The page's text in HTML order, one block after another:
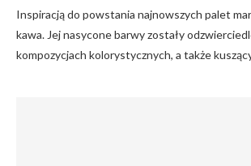
Inspiracją do powstania najnowszych palet
kawa. Jej nasycone barwy zostały
kompozycjach kolorystycznych, a także